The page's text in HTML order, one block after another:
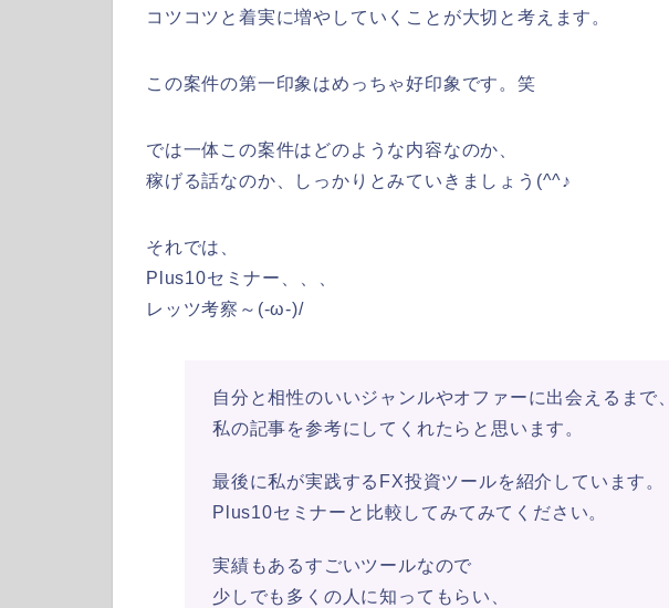
コツコツと着実に増やしていくことが大切と考えます。
この案件の第一印象はめっちゃ好印象です。笑
では一体この案件はどのような内容なのか、
稼げる話なのか、しっかりとみていきましょう(^^♪
それでは、
Plus10セミナー、、、
レッツ考察～(-ω-)/
自分と相性のいいジャンルやオファーに出会えるまで、
私の記事を参考にしてくれたらと思います。
最後に私が実践するFX投資ツールを紹介しています。
Plus10セミナーと比較してみてみてください。
実績もあるすごいツールなので
少しでも多くの人に知ってもらい、